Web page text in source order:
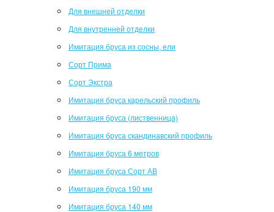
Для внешней отделки
Для внутренней отделки
Имитация бруса из сосны, ели
Сорт Прима
Сорт Экстра
Имитация бруса карельский профиль
Имитация бруса (лиственница)
Имитация бруса скандинавский профиль
Имитация бруса 6 метров
Имитация бруса Сорт АВ
Имитация бруса 190 мм
Имитация бруса 140 мм